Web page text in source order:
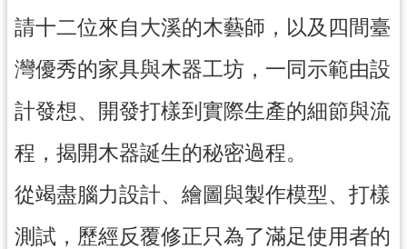
志
園
版
與
創
請十二位來自大溪的木藝師，以及四間臺
灣優秀的家具與木器工坊，一同示範由設
計發想、開發打樣到實際生產的細節與流
程，揭開木器誕生的秘密過程。
從竭盡腦力設計、繪圖與製作模型、打樣
測試，歷經反覆修正只為了滿足使用者的